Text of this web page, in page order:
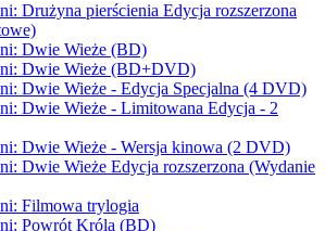
Drużyna pierścienia Edycja rozszerzona
Dwie Wieże (BD)
Dwie Wieże (BD+DVD)
Dwie Wieże - Edycja Specjalna (4 DVD)
Dwie Wieże - Limitowana Edycja - 2
Dwie Wieże - Wersja kinowa (2 DVD)
Dwie Wieże Edycja rozszerzona (Wydanie
Filmowa trylogia
Powrót Króla (BD)